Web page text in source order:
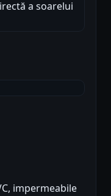
a soarelui
impermeabile